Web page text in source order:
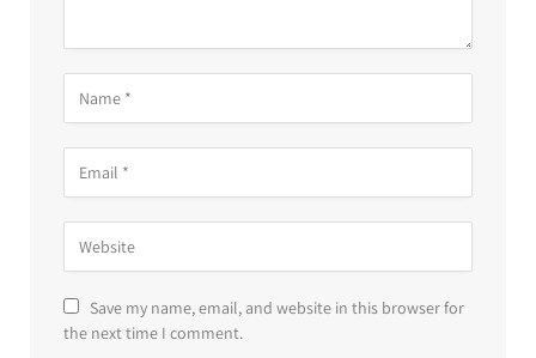
Save my name, email, and website in this browser for
the next time I comment.